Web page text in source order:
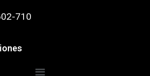
710